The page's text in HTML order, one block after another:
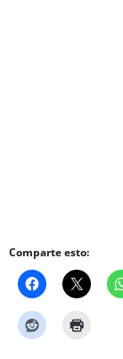
Comparte esto: